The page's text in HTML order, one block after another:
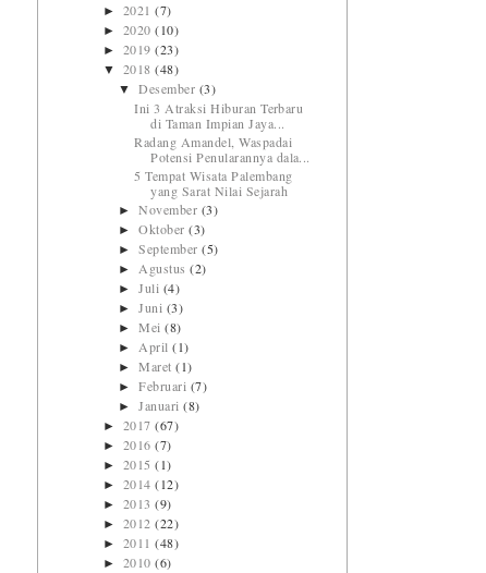
► 2021(7)
► 2020(10)
► 2019(23)
▼ 2018(48)
▼Desember (3)
Ini 3 Atraksi Hiburan Terbaru
di Taman Impian Jaya...
Radang Amandel, Waspadai
Potensi Penularannya dala...
5 Tempat Wisata Palembang
yang Sarat Nilai Sejarah
►November (3)
►Oktober(3)
►September(5)
►Agustus(2)
►Juli (4)
►Juni (3)
►Mei(8)
►April(1)
►Maret(1)
►Februari (7)
►Januari(8)
► 2017(67)
► 2016(7)
► 2015(1)
► 2014(12)
► 2013(9)
► 2012(22)
► 2011(48)
► 2010(6)